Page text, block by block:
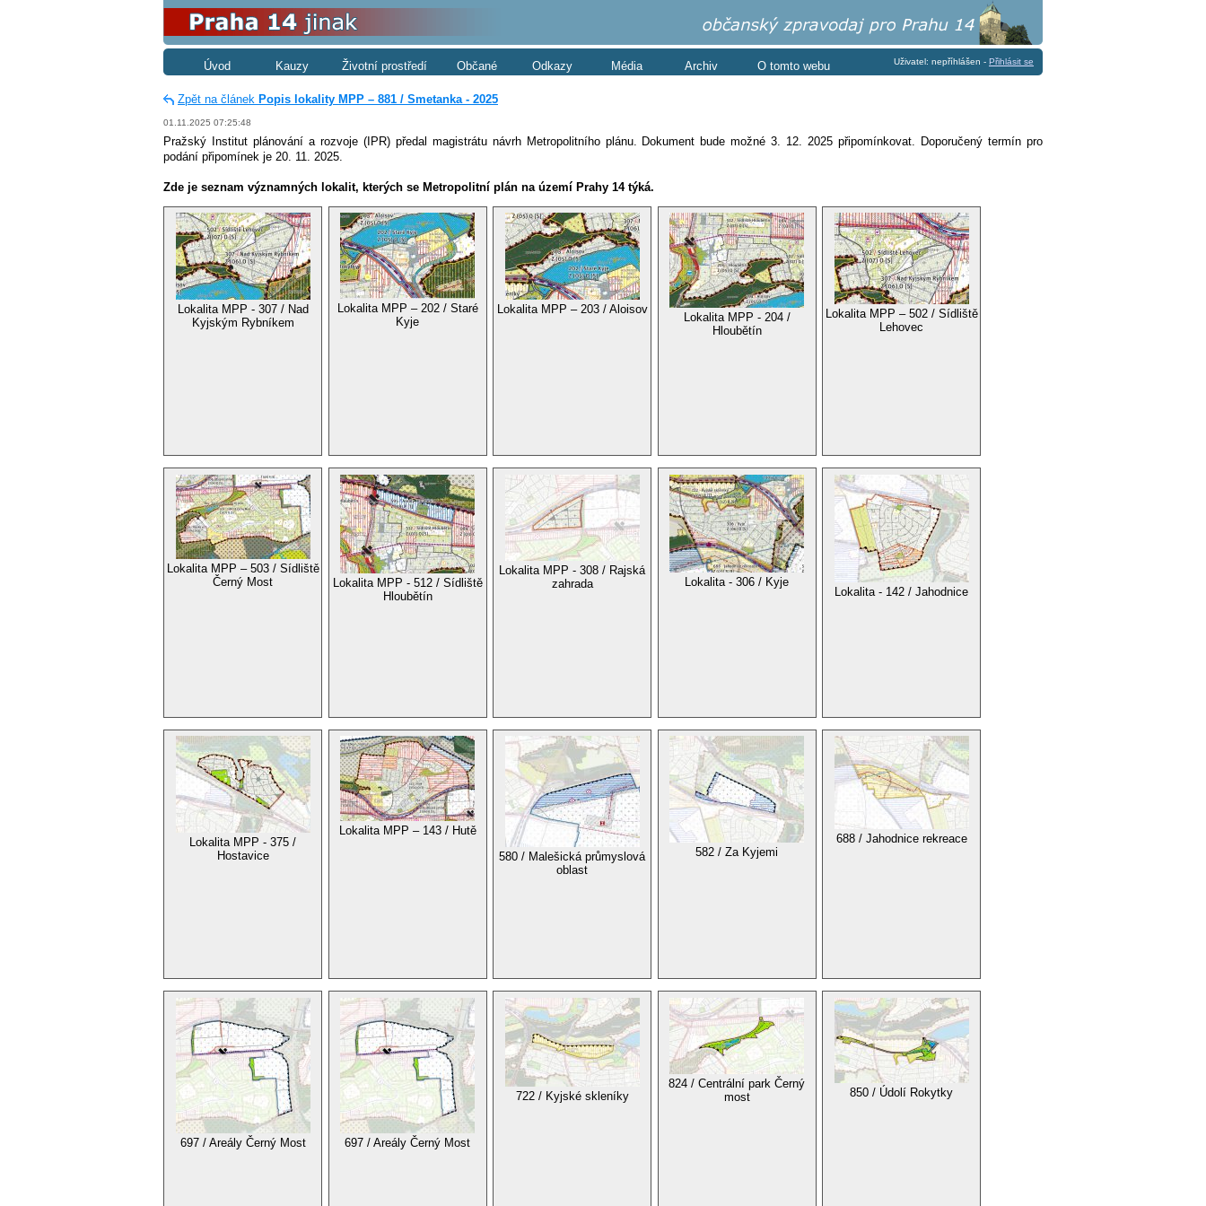
Úvod Kauzy Životní prostředí Občané Odkazy Média Archiv O tomto webu
Zpět na článek Popis lokality MPP – 881 / Smetanka - 2025
01.11.2025 07:25:48
Pražský Institut plánování a rozvoje (IPR) předal magistrátu návrh Metropolitního plánu. Dokument bude možné 3. 12. 2025 připomínkovat. Doporučený termín pro
podání připomínek je 20. 11. 2025.
Zde je seznam významných lokalit, kterých se Metropolitní plán na území Prahy 14 týká.
Lokalita MPP - 307 / Nad
Kyjským Rybníkem
Lokalita MPP – 202 / Staré
Kyje
Lokalita MPP – 203 / Aloisov
Lokalita MPP - 204 /
Hloubětín
Lokalita MPP – 502 / Sídliště
Lehovec
Lokalita MPP – 503 / Sídliště
Černý Most
Lokalita MPP - 512 / Sídliště
Hloubětín
Lokalita MPP - 308 / Rajská
zahrada
Lokalita - 306 / Kyje
Lokalita - 142 / Jahodnice
Lokalita MPP - 375 /
Hostavice
Lokalita MPP – 143 / Hutě
580 / Malešická průmyslová
oblast
582 / Za Kyjemi
688 / Jahodnice rekreace
697 / Areály Černý Most 697 / Areály Černý Most
722 / Kyjské skleníky
824 / Centrální park Černý
most
850 / Údolí Rokytky
Uživatel: nepříhlášen - Přihlásit se